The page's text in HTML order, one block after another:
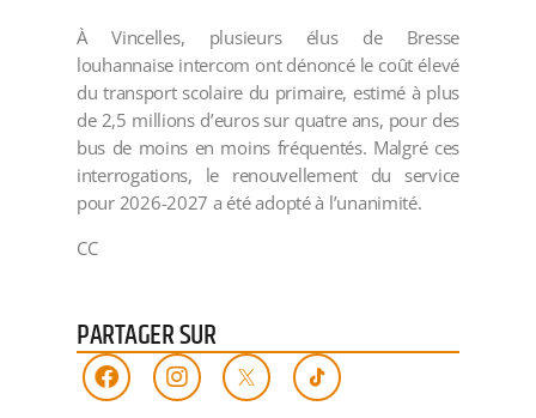
À Vincelles, plusieurs élus de Bresse
louhannaise intercom ont dénoncé le coût élevé
du transport scolaire du primaire, estimé à plus
de 2,5 millions d’euros sur quatre ans, pour des
bus de moins en moins fréquentés. Malgré ces
interrogations, le renouvellement du service
pour 2026-2027 a été adopté à l’unanimité.
CC
PARTAGER SUR